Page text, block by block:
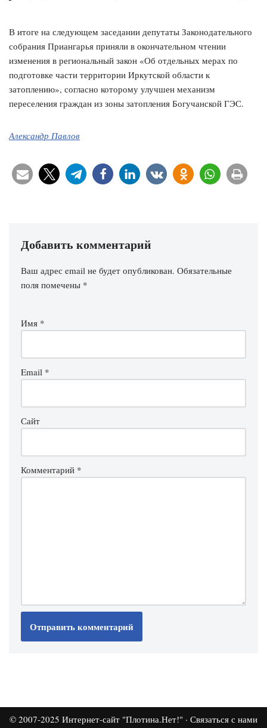
В итоге на следующем заседании депутаты Законодательного
собрания Приангарья приняли в окончательном чтении
изменения в региональный закон «Об отдельных мерах по
подготовке части территории Иркутской области к
затоплению», согласно которому улучшен механизм
переселения граждан из зоны затопления Богучанской ГЭС.
Александр Павлов
Добавить комментарий
Ваш адрес email не будет опубликован. Обязательные
поля помечены *
Имя *
Email *
Сайт
Комментарий *
© 2007-2025 Интернет-сайт "Плотина.Нет!" · Связаться с нами